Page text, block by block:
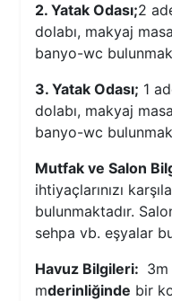
2. Yatak Odası;2
dolabı, makyaj
banyo-wc
3. Yatak Odası; 1
dolabı, makyaj
banyo-wc
Mutfak ve Salon
ihtiyaçlarınızı
bulunmaktadır.
sehpa vb. eşyalar
Havuz Bilgileri: 3m
mderinliğinde bir